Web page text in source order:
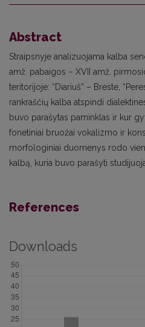
Abstract
Straipsnyje analizuojama kalba
amž. pabaigos – XVII amž.
teritorijoje: “Diariuš” – Breste,
rankraščių kalba atspindi
buvo parašytas paminklas ir kur
fonetiniai bruožai vokalizmo ir
morfologiniai duomenys rodo
kalbą, kuria buvo parašyti
References
Downloads